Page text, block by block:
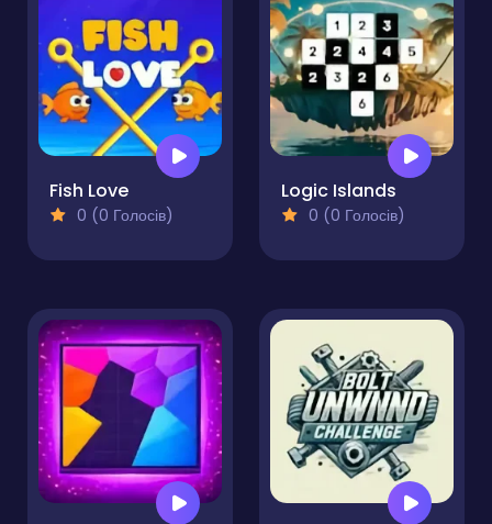
Fish Love
0 (0 Голосів)
Logic Islands
0 (0 Голосів)